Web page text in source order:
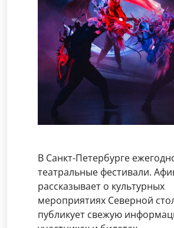
В Санкт-Петербурге
театральные фестивали.
рассказывает о культурных
мероприятиях Северной
публикует свежую